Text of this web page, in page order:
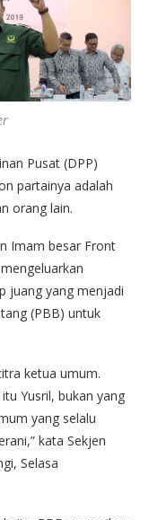
Pusat (DPP)
partainya adalah
orang lain.
Imam besar Front
juang yang menjadi
(PBB) untuk
ketua umum.
Yusril, bukan yang
yang selalu
kata Sekjen
Selasa